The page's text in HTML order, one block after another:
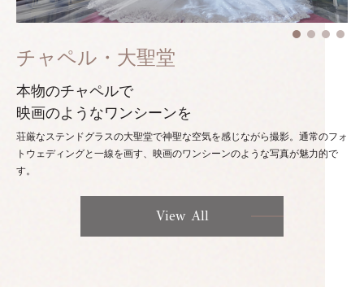
チャペル・大聖堂
本物のチャペルで
映画のようなワンシーンを
荘厳なステンドグラスの大聖堂で神聖な空気を感じながら撮影。通常のフォ
トウェディングと一線を画す、映画のワンシーンのような写真が魅力的で
す。
View All